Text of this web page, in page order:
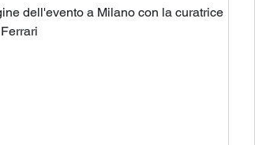
dell'evento a Milano con la curatrice